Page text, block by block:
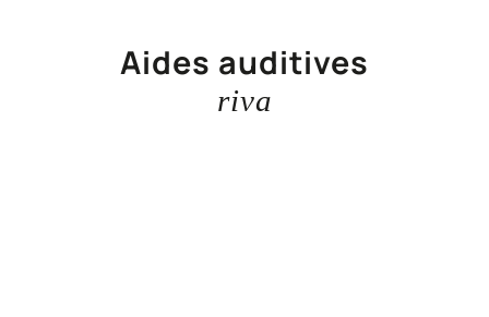
Aides auditives
riva